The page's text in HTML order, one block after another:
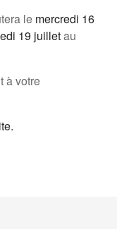
le mercredi 16
19 juilletau
à votre